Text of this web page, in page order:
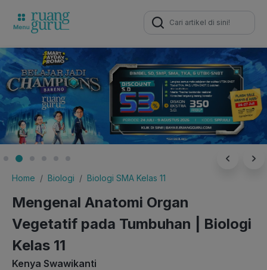
Search
for:
Home Biologi Biologi SMA Kelas 11
Mengenal Anatomi Organ
Vegetatif pada Tumbuhan | Biologi
Kelas 11
Kenya Swawikanti